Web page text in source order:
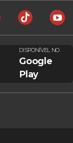
DISPONÍVEL NO
Google
Play